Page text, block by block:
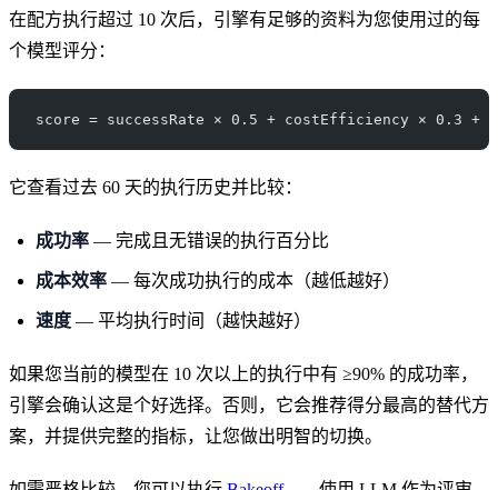
在配方执行超过 10 次后，引擎有足够的资料为您使用过的每
个模型评分：
score = successRate × 0.5 + costEfficiency × 0.3 +
它查看过去 60 天的执行历史并比较：
成功率 — 完成且无错误的执行百分比
成本效率 — 每次成功执行的成本（越低越好）
速度 — 平均执行时间（越快越好）
如果您当前的模型在 10 次以上的执行中有 ≥90% 的成功率，
引擎会确认这是个好选择。否则，它会推荐得分最高的替代方
案，并提供完整的指标，让您做出明智的切换。